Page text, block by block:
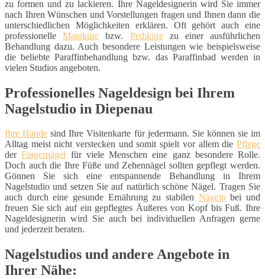
zu formen und zu lackieren. Ihre Nageldesignerin wird Sie immer
nach Ihren Wünschen und Vorstellungen fragen und Ihnen dann die
unterschiedlichen Möglichkeiten erklären. Oft gehört auch eine
professionelleManiküre bzw. Pedikürezu einer ausführlichen
Behandlung dazu. Auch besondere Leistungen wie beispielsweise
die beliebte Paraffinbehandlung bzw. das Paraffinbad werden in
vielen Studios angeboten.
Professionelles Nageldesign bei Ihrem
Nagelstudio in Diepenau
Ihre Hände sind Ihre Visitenkarte für jedermann. Sie können sie im
Alltag meist nicht verstecken und somit spielt vor allem die Pflege
derFingernägel für viele Menschen eine ganz besondere Rolle.
Doch auch die Ihre Füße und Zehennägel sollten gepflegt werden.
Gönnen Sie sich eine entspannende Behandlung in Ihrem
Nagelstudio und setzen Sie auf natürlich schöne Nägel. Tragen Sie
auch durch eine gesunde Ernährung zu stabilen Nägelnbei und
freuen Sie sich auf ein gepflegtes Äußeres von Kopf bis Fuß. Ihre
Nageldesignerin wird Sie auch bei individuellen Anfragen gerne
und jederzeit beraten.
Nagelstudios und andere Angebote in
Ihrer Nähe: